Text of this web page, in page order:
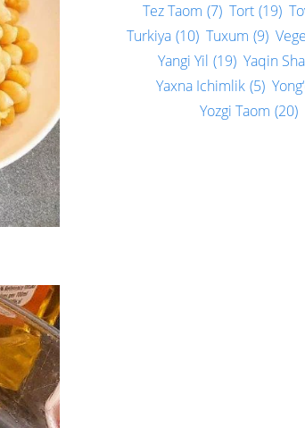
Tez Taom (7) Tort (19)
Turkiya (10) Tuxum (9)
Yangi Yil (19) Yaqin
Yaxna Ichimlik (5)
Yozgi Taom (20)